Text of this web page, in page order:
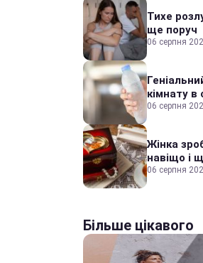
Тихе
ще поруч
06 серпня
кімнату в
06 серпня
Жінка
навіщо і
06 серпня
Більше цікавого